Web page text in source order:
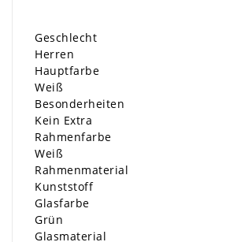
Geschlecht
Herren
Hauptfarbe
Weiß
Besonderheiten
Kein Extra
Rahmenfarbe
Weiß
Rahmenmaterial
Kunststoff
Glasfarbe
Grün
Glasmaterial